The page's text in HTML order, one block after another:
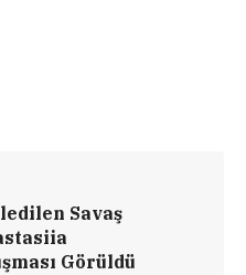
Savaş
Görüldü